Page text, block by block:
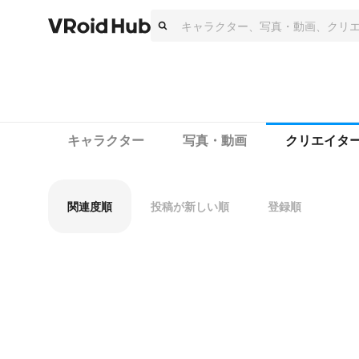
キャラクター 写真・動画 クリエイタ
関連度順 投稿が新しい順 登録順